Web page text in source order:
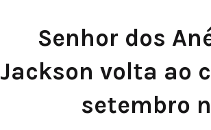
Senhor dos
Jackson volta ao
setembro